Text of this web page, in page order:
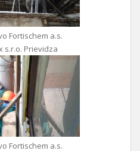
Fortischem a.s.
s.r.o. Prievidza
Fortischem a.s.